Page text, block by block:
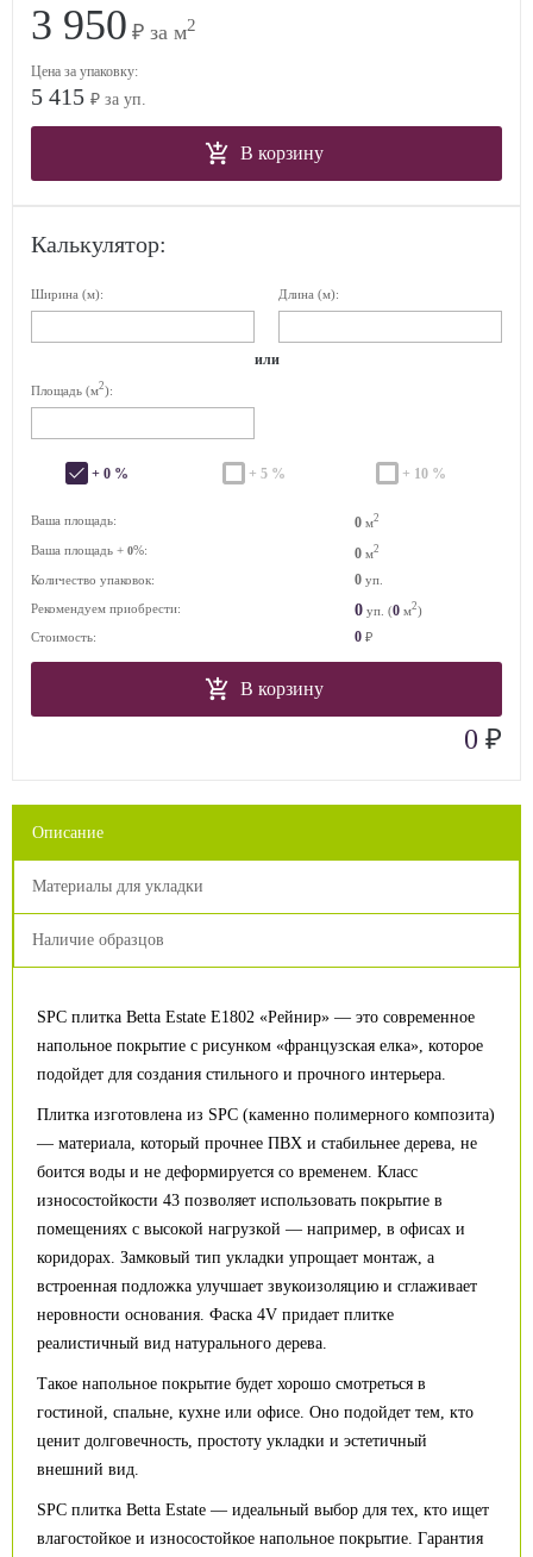
3 950 ₽ за м2
Цена за упаковку:
5 415 ₽ за уп.
В корзину
Калькулятор:
Ширина (м): Длина (м):
или
Площадь (м2):
+ 0 % + 5 % + 10 %
Ваша площадь: 0 м2
Ваша площадь + 0%: 0 м2
Количество упаковок: 0 уп.
Рекомендуем приобрести:
0 уп. (0 м2)
Стоимость:
0 ₽
В корзину
0 ₽
Описание
Материалы для укладки
Наличие образцов
SPC плитка Betta Estate E1802 «Рейнир» — это современное
напольное покрытие с рисунком «французская елка», которое
подойдет для создания стильного и прочного интерьера.
Плитка изготовлена из SPC (каменно полимерного композита)
— материала, который прочнее ПВХ и стабильнее дерева, не
боится воды и не деформируется со временем. Класс
износостойкости 43 позволяет использовать покрытие в
помещениях с высокой нагрузкой — например, в офисах и
коридорах. Замковый тип укладки упрощает монтаж, а
встроенная подложка улучшает звукоизоляцию и сглаживает
неровности основания. Фаска 4V придает плитке
реалистичный вид натурального дерева.
Такое напольное покрытие будет хорошо смотреться в
гостиной, спальне, кухне или офисе. Оно подойдет тем, кто
ценит долговечность, простоту укладки и эстетичный
внешний вид.
SPC плитка Betta Estate — идеальный выбор для тех, кто ищет
влагостойкое и износостойкое напольное покрытие. Гарантия